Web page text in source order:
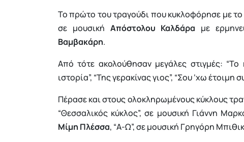
Το πρώτο του τραγούδι που κυκλοφόρησε με
σε μουσική Απόστολου Καλδάρα με
Βαμβακάρη.
Από τότε ακολούθησαν μεγάλες στιγμές:
ιστορία”, “Της γερακίνας γιος”, “Σου ‘χω έτοιμη
Πέρασε και στους ολοκληρωμένους κύκλους
“Θεσσαλικός κύκλος”, σε μουσική Γιάννη
Μίμη Πλέσσα, “Α-Ω”, σε μουσική Γρηγόρη